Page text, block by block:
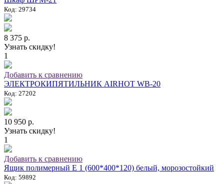
Код: 29734
8 375 р.
Узнать скидку!
1
Добавить к сравнению
ЭЛЕКТРОКИПЯТИЛЬНИК AIRHOT WB-20
Код: 27202
10 950 р.
Узнать скидку!
1
Добавить к сравнению
Ящик полимерный E 1 (600*400*120) белый, морозостойкий
Код: 59892